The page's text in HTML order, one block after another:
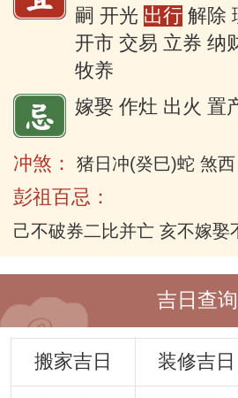
嗣 开光 出行 解除
开市 交易 立券 纳
牧养
嫁娶 作灶 出火 置
冲煞： 猪日冲(癸巳)蛇 煞西
彭祖百忌：
己不破券二比并亡 亥不嫁娶
吉日查询
搬家吉日 装修吉日